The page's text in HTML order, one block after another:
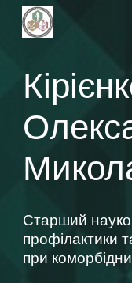
Skip to main content
Старший нау
профілактики
при